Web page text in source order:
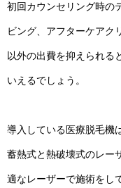
初回カウンセリング時の
ビング、アフターケアク
以外の出費を抑えられる
いえるでしょう。
導入している医療脱毛機
蓄熱式と熱破壊式のレー
適なレーザーで施術をし